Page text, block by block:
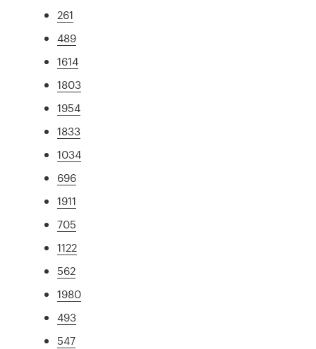
261
489
1614
1803
1954
1833
1034
696
1911
705
1122
562
1980
493
547